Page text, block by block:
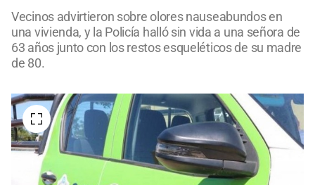
Vecinos advirtieron sobre olores nauseabundos en
una vivienda, y la Policía halló sin vida a una señora de
63 años junto con los restos esqueléticos de su madre
de 80.